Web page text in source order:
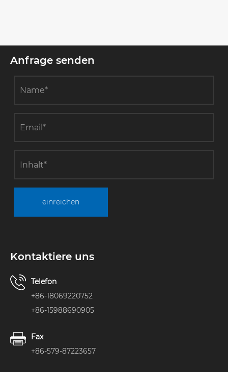
Anfrage senden
einreichen
Kontaktiere uns
Telefon
+86-18069220752
+86-15988690905
Fax
+86-579-87223657